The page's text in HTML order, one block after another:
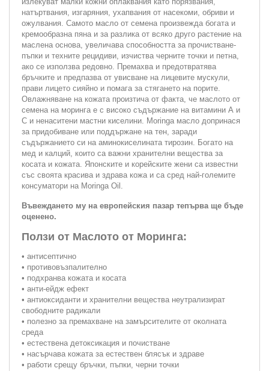
натъртвания, изгаряния, ухапвания от насекоми, обриви и
ожулвания. Самото масло от семена произвежда богата и
кремообразна пяна и за разлика от всяко друго растение на
маслена основа, увеличава способността за прочистване-
пъпки и техните рецидиви, изчиства черните точки и петна,
ако се използва редовно. Премахва и предотвратява
бръчките и предпазва от увисване на лицевите мускули,
прави лицето сияйно и помага за стягането на порите.
Овлажняване на кожата произтича от факта, че маслото от
семена на моринга е с високо съдържание на витамини А и
С и ненаситени мастни киселини. Moringa масло допринася
за придобиване или поддържане на тен, заради
съдържанието си на аминокиселината тирозин. Богато на
мед и калций, които са важни хранителни вещества за
косата и кожата. Японските и корейските жени са известни
със своята красива и здрава кожа и са сред най-големите
консуматори на Moringa Oil.
Въвеждането му на европейския пазар тепърва ще бъде
оценено.
Ползи от Маслото от Моринга:
• антисептично
• противовъзпалително
• подхранва кожата и косата
• анти-ейдж ефект
• антиоксиданти и хранителни вещества неутрализират
свободните радикали
• полезно за премахване на замърсителите от околната
среда
• естествена детоксикация и почистване
• насърчава кожата за естествен блясък и здраве
• работи срещу бръчки, пъпки, черни точки